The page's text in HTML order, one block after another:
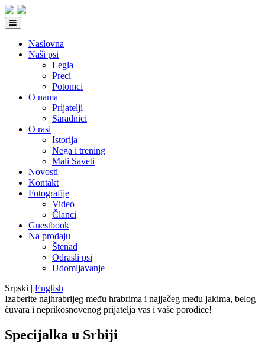
Naslovna
Naši psi
Legla
Preci
Potomci
O nama
Prijatelji
Saradnici
O rasi
Istorija
Nega i trening
Mali Saveti
Novosti
Kontakt
Fotografije
Video
Članci
Guestbook
Na prodaju
Štenad
Odrasli psi
Udomljavanje
Srpski | English
Izaberite najhrabrijeg među hrabrima i najjačeg među jakima, belog
čuvara i neprikosnovenog prijatelja vas i vaše porodice!
Specijalka u Srbiji